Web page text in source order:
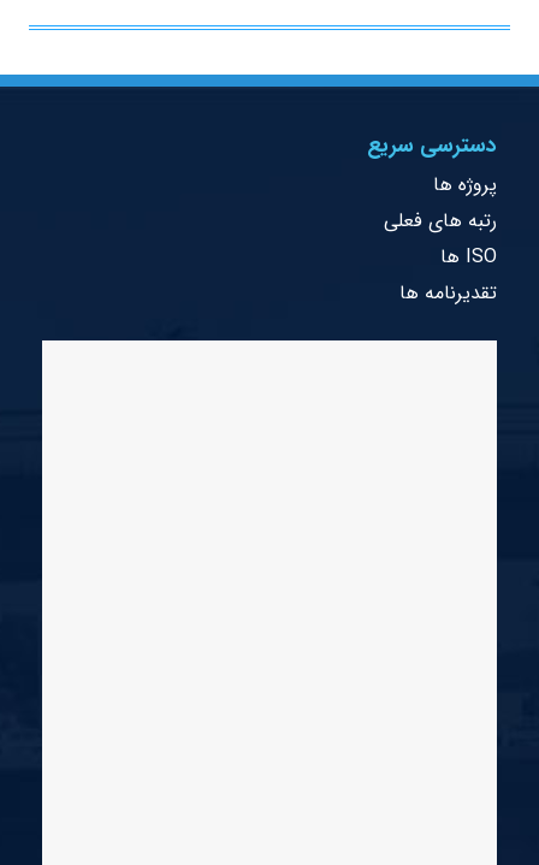
دسترسی سریع
پروژه ها
رتبه های فعلی
ISO ها
تقدیرنامه ها